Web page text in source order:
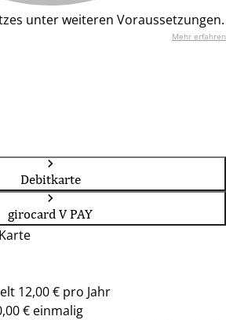
unter weiteren Voraussetzungen.
Mehr erfahren
Debitkarte
girocard V PAY
12,00 € pro Jahr
€ einmalig